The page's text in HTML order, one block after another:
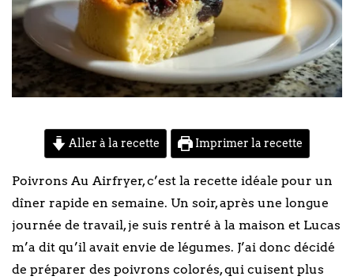
Aller à la recette Imprimer la recette
Poivrons Au Airfryer, c’est la recette idéale pour un
dîner rapide en semaine. Un soir, après une longue
journée de travail, je suis rentré à la maison et Lucas
m’a dit qu’il avait envie de légumes. J’ai donc décidé
de préparer des poivrons colorés, qui cuisent plus